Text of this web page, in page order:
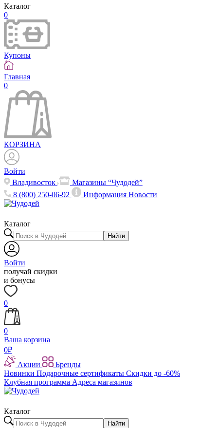
Каталог
0
Купоны
Главная
0
КОРЗИНА
Войти
Владивосток
Магазины “Чудодей”
8 (800) 250-06-92
ИнформацияНовости
Каталог
Найти
Войти
получай скидки
и бонусы
0
0
Ваша корзина
0₽
Акции
Бренды
Новинки Подарочные сертификаты Скидки до -60%
Клубная программа Адреса магазинов
Каталог
Найти